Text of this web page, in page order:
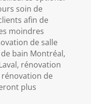
soin de
afin de
moindres
de salle
bain Montréal,
rénovation
rénovation de
plus